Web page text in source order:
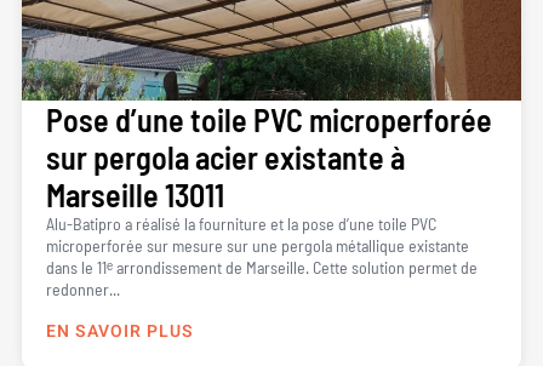
Pose d’une toile PVC microperforée
sur pergola acier existante à
Marseille 13011
Alu-Batipro a réalisé la fourniture et la pose d’une toile PVC
microperforée sur mesure sur une pergola métallique existante
dans le 11ᵉ arrondissement de Marseille. Cette solution permet de
redonner...
EN SAVOIR PLUS